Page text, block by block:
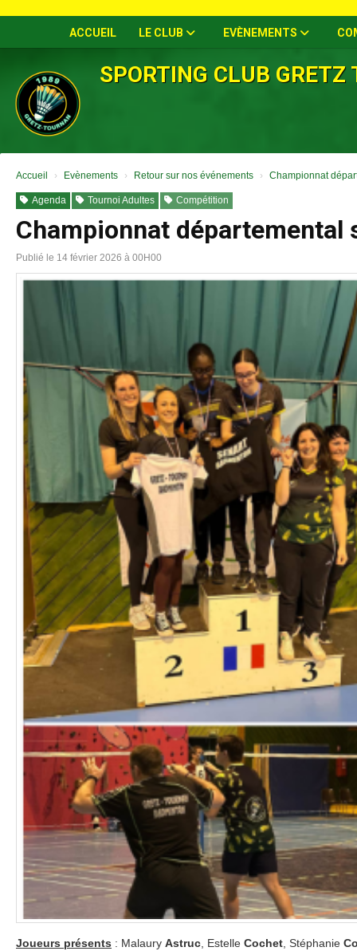
ACCUEIL LE CLUB EVÈNEMENTS
SPORTING CLUB GRETZ
Accueil Evènements Retour sur nos événements Championnat
Agenda Tournoi Adultes Compétition
Championnat départemental
Publié le 14 février 2026 à 00H00
Joueurs présents : Malaury Astruc , Estelle Cochet , Stéphanie